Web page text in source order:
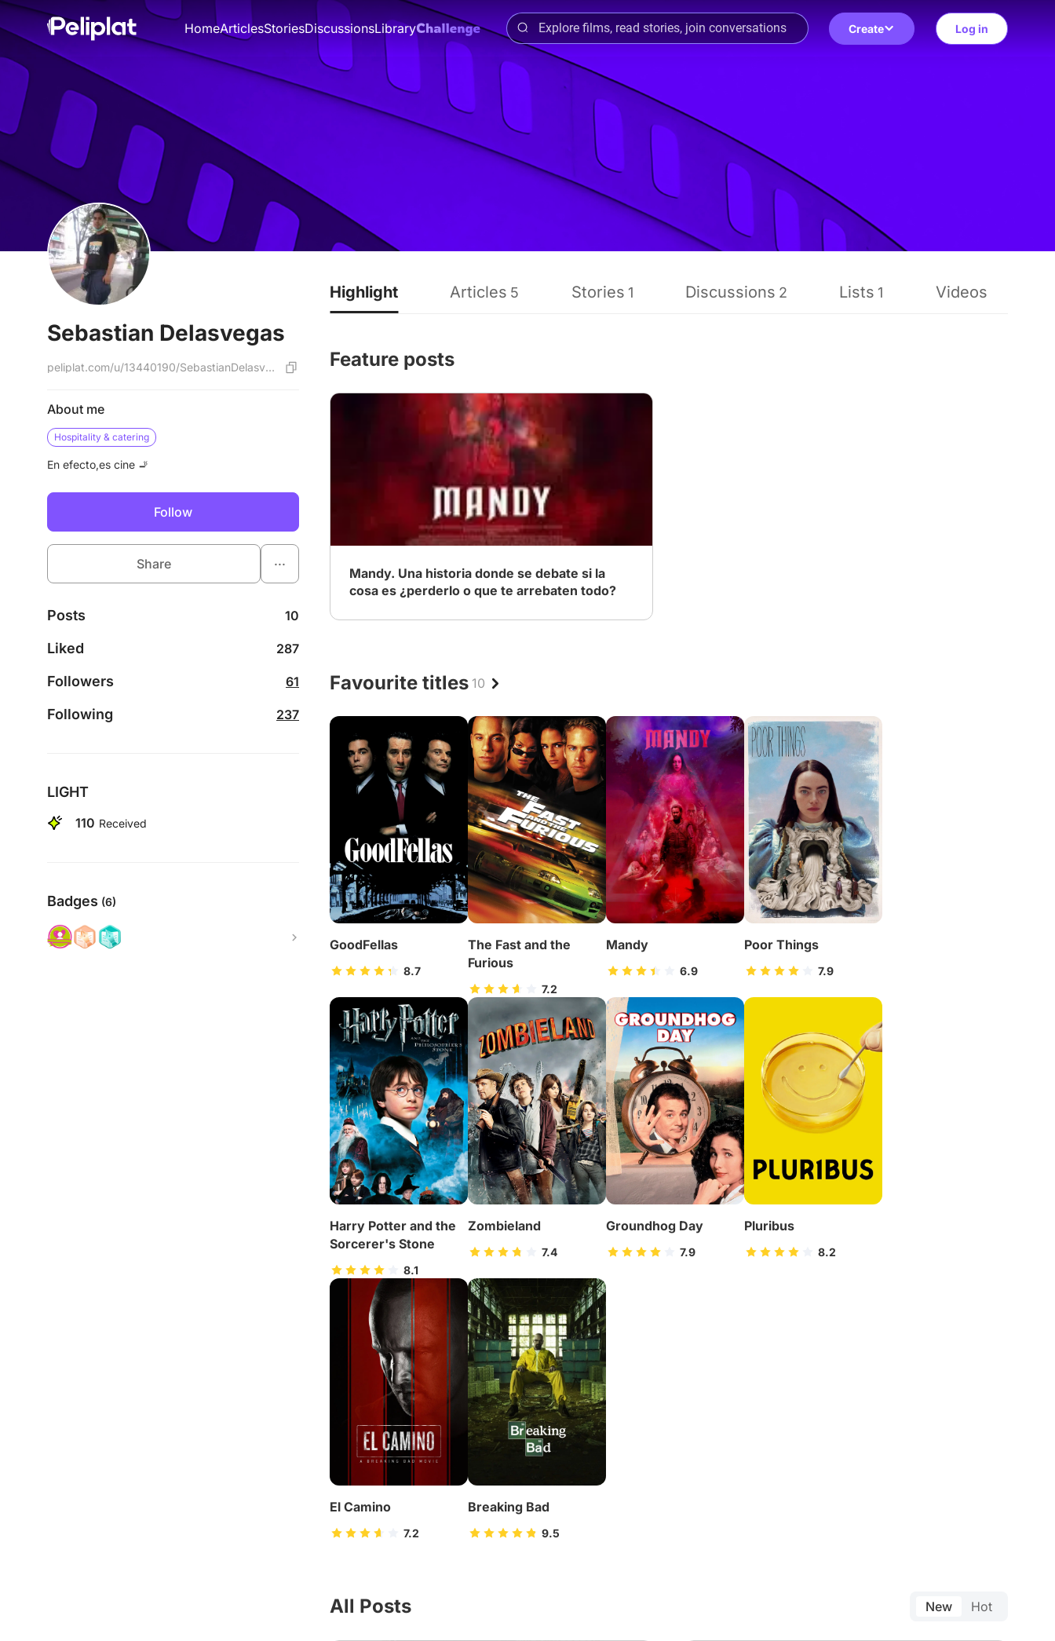
HomeArticlesStoriesDiscussionsLibrary Create Log in
Sebastian Delasvegas
peliplat.com/u/13440190/SebastianDelasvegas
About me
Hospitality & catering
En efecto,es cine 🚬
Follow
Share ...
Posts 10
Liked 287
Followers 61
Following 237
LIGHT
110 Received
Badges (6)
Highlight Articles 5 Stories 1 Discussions 2 Lists 1 Videos
Feature posts
Mandy. Una historia donde se debate si la
cosa es ¿perderlo o que te arrebaten todo?
Favourite titles 10
GoodFellas
8.7
The Fast and the
Furious
7.2
Mandy
6.9
Poor Things
7.9
Harry Potter and the
Sorcerer's Stone
8.1
Zombieland
7.4
Groundhog Day
7.9
Pluribus
8.2
El Camino
7.2
Breaking Bad
9.5
All Posts New Hot